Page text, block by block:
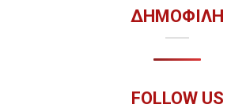
ΔΗΜΟΦΙΛΗ
FOLLOW US